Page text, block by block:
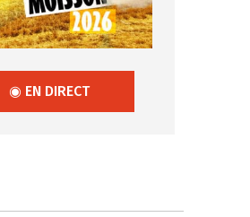
◉ EN DIRECT